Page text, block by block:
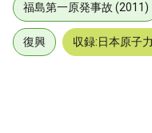
福島第一原発事故 (2011)
復興 収録:日本原子